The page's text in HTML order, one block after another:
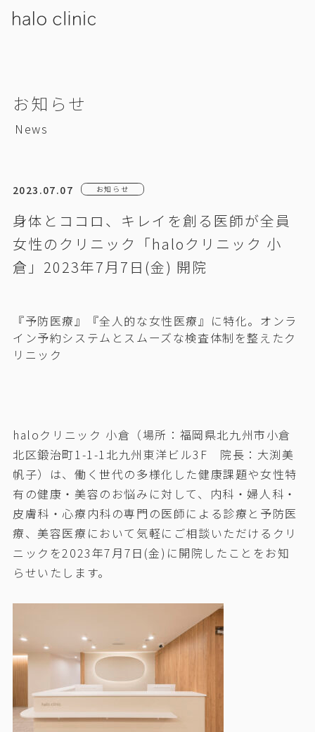
お知らせ
News
2023.07.07 お知らせ
身体とココロ、キレイを創る医師が全員
女性のクリニック「haloクリニック 小
倉」2023年7月7日(金) 開院
『予防医療』『全人的な女性医療』に特化。オンラ
イン予約システムとスムーズな検査体制を整えたク
リニック
haloクリニック 小倉（場所：福岡県北九州市小倉
北区鍛治町1-1-1北九州東洋ビル3F 院長：大渕美
帆子）は、働く世代の多様化した健康課題や女性特
有の健康・美容のお悩みに対して、内科・婦人科・
皮膚科・心療内科の専門の医師による診療と予防医
療、美容医療において気軽にご相談いただけるクリ
ニックを2023年7月7日(金)に開院したことをお知
らせいたします。